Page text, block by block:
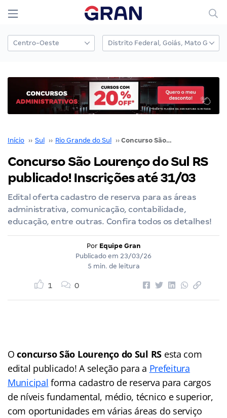
Início ›› Sul ›› Rio Grande do Sul ›› Concurso São Lourenço do Sul RS publicado! Inscrições até 31/03
Concurso São Lourenço do Sul RS
publicado! Inscrições até 31/03
Edital oferta cadastro de reserva para as áreas
administrativa, comunicação, contabilidade,
educação, entre outras. Confira todos os detalhes!
Por Equipe Gran
Publicado em 23/03/26
5 min. de leitura
1 0
Oconcurso São Lourenço do Sul RS esta com
edital publicado! A seleção para a Prefeitura
Municipal forma cadastro de reserva para cargos
de níveis fundamental, médio, técnico e superior,
com oportunidades em várias áreas do serviço